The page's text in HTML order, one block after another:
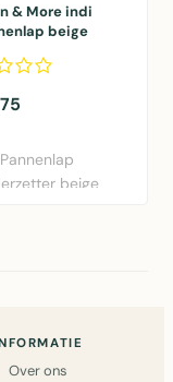
& More indi
beige
beige
Over ons